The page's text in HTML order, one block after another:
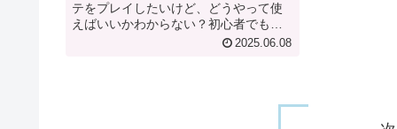
テをプレイしたいけど、どうやって使
えばいいかわからない？初心者でも簡
単に勝率を上げられるブリギッテの使
2025.06.08